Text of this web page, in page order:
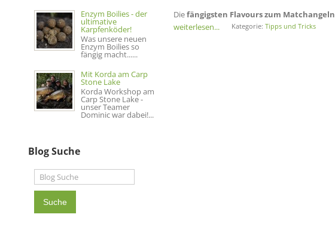
Enzym Boilies - der
ultimative
Karpfenköder!
Was unsere neuen
Enzym Boilies so
fängig macht......
Mit Korda am Carp
Stone Lake
Korda Workshop am
Carp Stone Lake -
unser Teamer
Dominic war dabei!...
Blog Suche
Suche
Diefängigsten Flavours zum Matchangeln
weiterlesen...
Kategorie: Tipps und Tricks